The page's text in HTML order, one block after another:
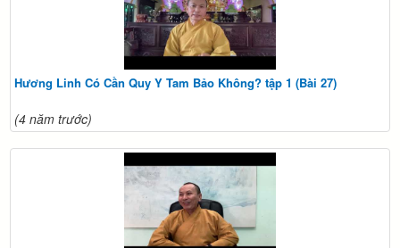
Hương Linh Có Cần Quy Y Tam Bảo Không? tập 1 (Bài 27)
(4 năm trước)